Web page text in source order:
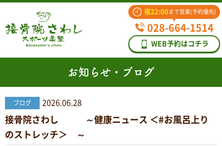
夜22:00 まで営業(予約優先)
028-664-1514
WEB予約はコチラ
お知らせ・ブログ
ブログ 2026.06.28
接骨院さわし ～健康ニュース ＜#お風呂上り
のストレッチ＞ ～